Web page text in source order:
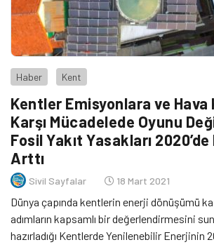
Haber Kent
Kentler Emisyonlara ve Hava
Karşı Mücadelede Oyunu
Fosil Yakıt Yasakları
Arttı
Sivil Sayfalar 18 Mart 2021
Dünya çapında kentlerin enerji dönüşümü
adımların kapsamlı bir değerlendirmesini
hazırladığı Kentlerde Yenilenebilir Enerjinin